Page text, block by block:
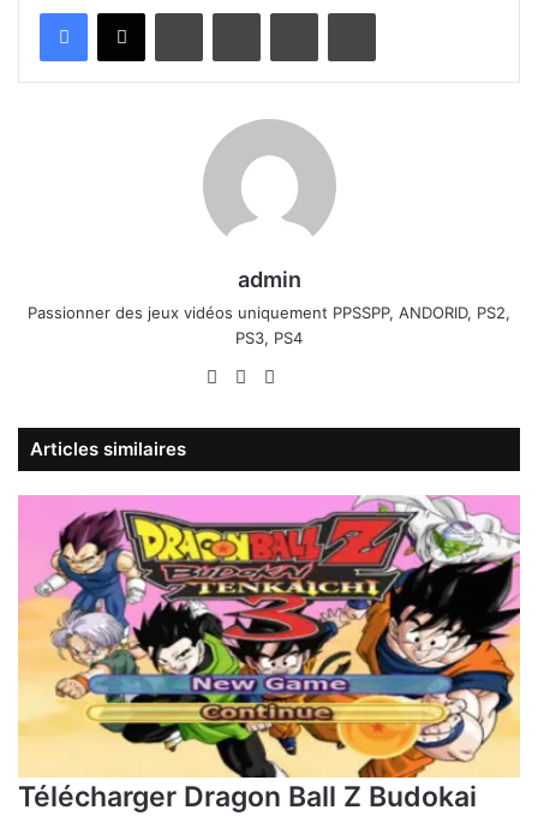
LinkedinPinterestPartager par email Imprimer
admin
Passionner des jeux vidéos uniquement PPSSPP, ANDORID, PS2,
PS3, PS4
WebsiteFacebook
Articles similaires
Télécharger Dragon Ball Z Budokai